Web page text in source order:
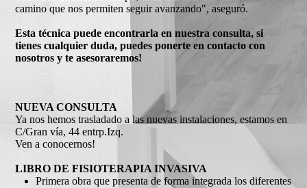
camino que nos permiten seguir avanzando", aseguró.
Esta técnica puede encontrarla en nuestra consulta, si
tienes cualquier duda, puedes ponerte en contacto con
nosotros y te asesoraremos!
NUEVA CONSULTA
Ya nos hemos trasladado a las nuevas instalaciones, estamos en
C/Gran vía, 44 entrp.Izq.
Ven a conocernos!
LIBRO DE FISIOTERAPIA INVASIVA
Primera obra que presenta de forma integrada los diferentes